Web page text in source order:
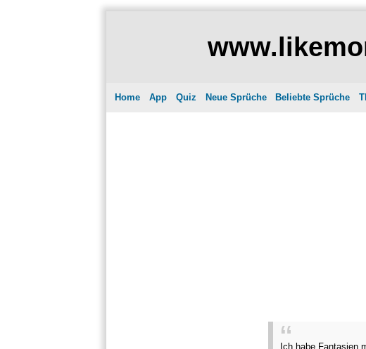
Home App Quiz Neue Sprüche Beliebte Sprüche
Ich habe Fantasien